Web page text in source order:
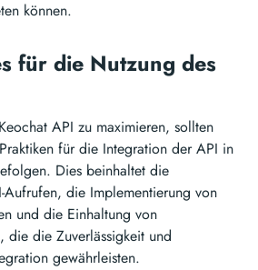
können.
für die Nutzung des
API zu maximieren, sollten
für die Integration der API in
Dies beinhaltet die
die Implementierung von
und die Einhaltung von
die die Zuverlässigkeit und
gewährleisten.